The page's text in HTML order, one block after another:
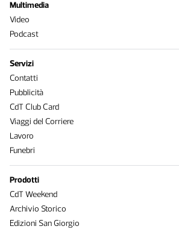
Multimedia
Video
Podcast
Servizi
Contatti
Pubblicità
CdT Club Card
Viaggi del Corriere
Lavoro
Funebri
Prodotti
CdT Weekend
Archivio Storico
Edizioni San Giorgio